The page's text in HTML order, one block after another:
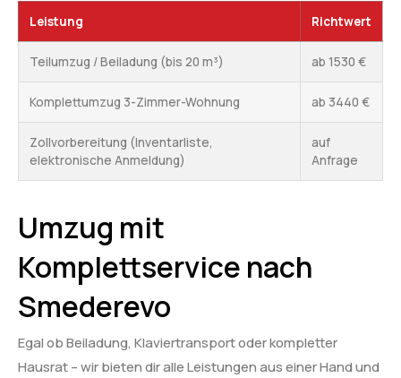
Leistung Richtwert
Teilumzug / Beiladung (bis 20 m³) ab 1530 €
Komplettumzug 3-Zimmer-Wohnung ab 3440 €
Zollvorbereitung (Inventarliste,
elektronische Anmeldung)
auf
Anfrage
Umzug mit
Komplettservice nach
Smederevo
Egal ob Beiladung, Klaviertransport oder kompletter
Hausrat – wir bieten dir alle Leistungen aus einer Hand und